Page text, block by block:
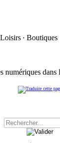
∙
numériques dans